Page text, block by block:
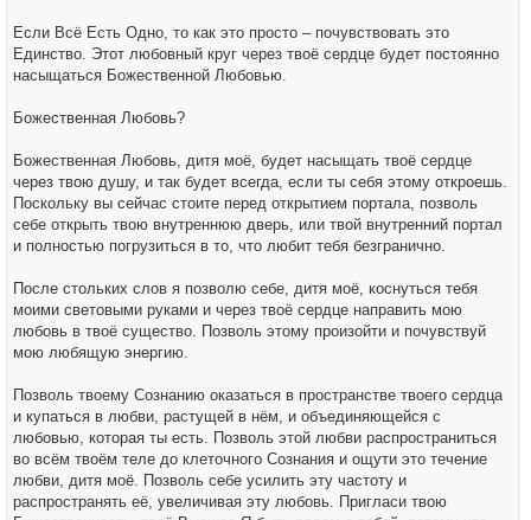
Если Всё Есть Одно, то как это просто – почувствовать это
Единство. Этот любовный круг через твоё сердце будет постоянно
насыщаться Божественной Любовью.
Божественная Любовь?
Божественная Любовь, дитя моё, будет насыщать твоё сердце
через твою душу, и так будет всегда, если ты себя этому откроешь.
Поскольку вы сейчас стоите перед открытием портала, позволь
себе открыть твою внутреннюю дверь, или твой внутренний портал
и полностью погрузиться в то, что любит тебя безгранично.
После стольких слов я позволю себе, дитя моё, коснуться тебя
моими световыми руками и через твоё сердце направить мою
любовь в твоё существо. Позволь этому произойти и почувствуй
мою любящую энергию.
Позволь твоему Сознанию оказаться в пространстве твоего сердца
и купаться в любви, растущей в нём, и объединяющейся с
любовью, которая ты есть. Позволь этой любви распространиться
во всём твоём теле до клеточного Сознания и ощути это течение
любви, дитя моё. Позволь себе усилить эту частоту и
распространять её, увеличивая эту любовь. Пригласи твою